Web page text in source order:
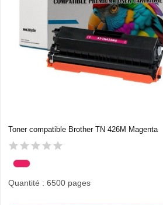
Toner compatible Brother TN 426M Magenta
Quantité : 6500 pages